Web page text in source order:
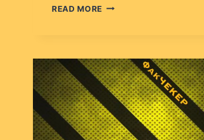
READ MORE ФАК